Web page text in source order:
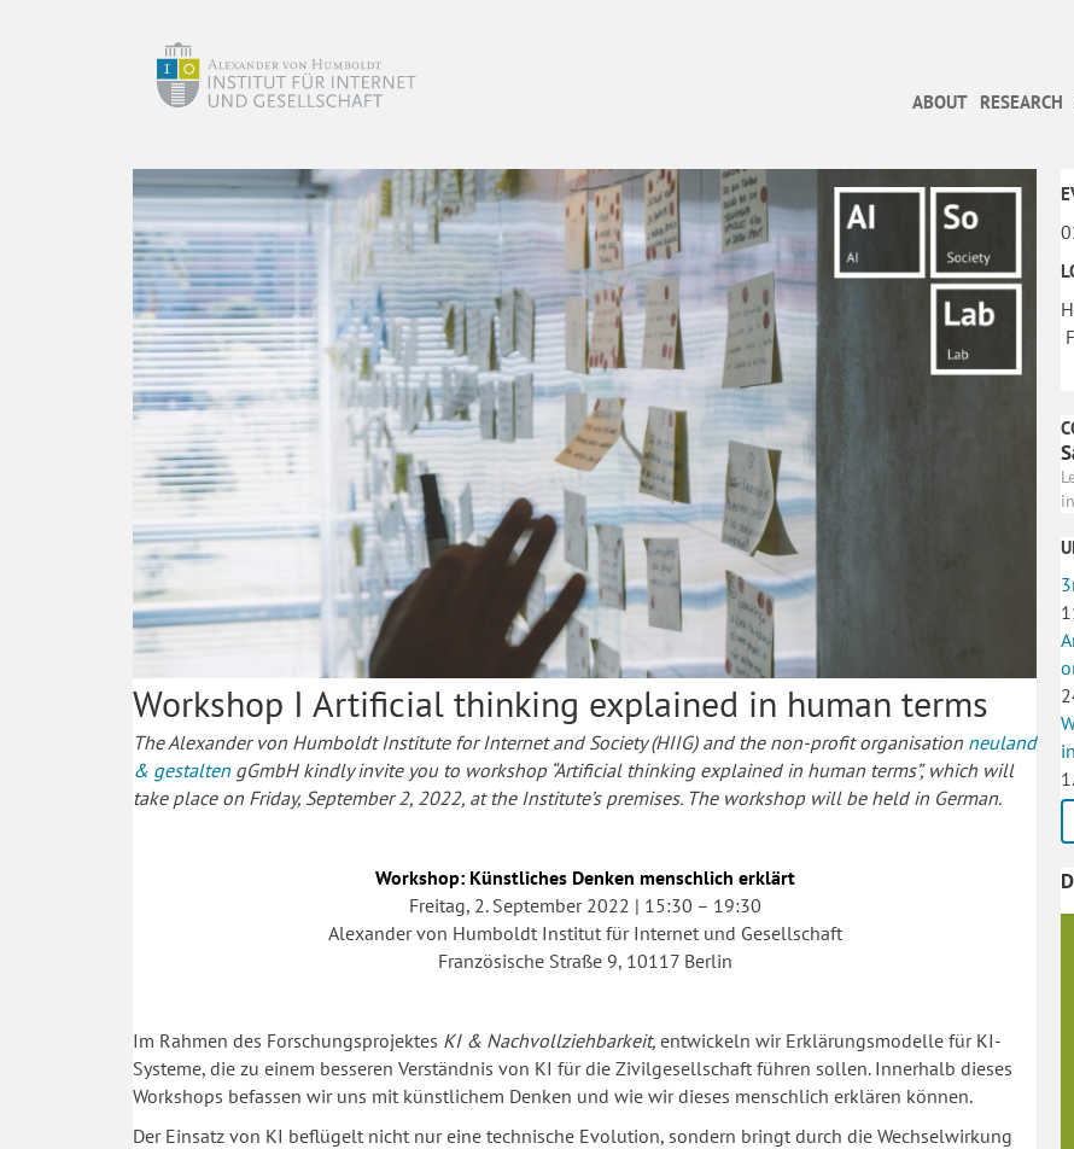
ABOUT RESEARCH
Workshop I Artificial thinking explained in human terms
The Alexander von Humboldt Institute for Internet and Society (HIIG) and the non-profit organisation neuland
& gestalten gGmbH kindly invite you to workshop “Artificial thinking explained in human terms”, which will
take place on Friday, September 2, 2022, at the Institute’s premises. The workshop will be held in German.
Workshop: Künstliches Denken menschlich erklärt
Freitag, 2. September 2022 | 15:30 – 19:30
Alexander von Humboldt Institut für Internet und Gesellschaft
Französische Straße 9, 10117 Berlin
Im Rahmen des Forschungsprojektes KI & Nachvollziehbarkeit, entwickeln wir Erklärungsmodelle für KI-
Systeme, die zu einem besseren Verständnis von KI für die Zivilgesellschaft führen sollen. Innerhalb dieses
Workshops befassen wir uns mit künstlichem Denken und wie wir dieses menschlich erklären können.
Der Einsatz von KI beflügelt nicht nur eine technische Evolution, sondern bringt durch die Wechselwirkung